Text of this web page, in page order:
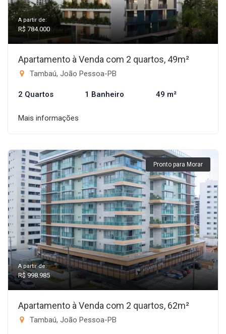
A partir de:
R$ 784.000
Apartamento à Venda com 2 quartos, 49m²
Tambaú, João Pessoa-PB
2 Quartos 1 Banheiro 49 m²
Mais informações
Pronto para Morar
A partir de:
R$ 998.985
Apartamento à Venda com 2 quartos, 62m²
Tambaú, João Pessoa-PB